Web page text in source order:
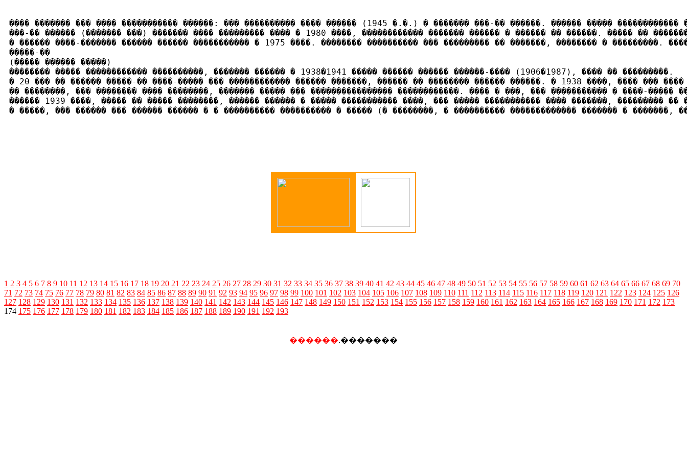
���� ������� ��� ���� ����������� ������: ��� ���������� ���� ������ (1945 �.�.) � ������� ���-�� ������. ������ �����
���-�� ������ (������� ���) ������� ���� ��������� ���� � 1980 ����, ������������ ������� ������ � ������ �� ������. ����� ��
� ������ ����-������� ������ ������ ����������� � 1975 ����. �������� ���������� ��� ��������� �� �������, �������� � ���������.
�����-��
(����� ������ �����)
�������� ����� ������������ ����������, ������� ������ � 1938�1941 ����� ������ ������ ������-���� (1906�1987), ���� �� ���������.
� 20 ��� �� ������ �����-�� ����-����� ��� ������������ ������ �������, ������ �� �������� ������ ������. � 1938 ����, ���� ���
�� ��������, ��� �������� ���� ��������, ������� ����� ��� ���������������� ������������. ���� � ���, ��� ����������� � ����-
������ 1939 ����, ����� �� ����� ��������, ������ ������ � ����� ����������� ����, ��� ����� ����������� ���� �������, ���������
� �����, ��� ������ ��� ������ ������ � � ���������� ���������� � ����� (� ��������, � ���������� ������������� ������� �
1 2 3 4 5 6 7 8 9 10 11 12 13 14 15 16 17 18 19 20 21 22 23 24 25 26 27 28 29 30 31 32 33 34 35 36 37 38 39 40 41 42 43 44 45 46 47 48 49 50 51 52 53 54 55 56 57 58 59 60 61 62 63 64 65 66 67 68 69 70
71 72 73 74 75 76 77 78 79 80 81 82 83 84 85 86 87 88 89 90 91 92 93 94 95 96 97 98 99 100 101 102 103 104 105 106 107 108 109 110 111 112 113 114 115 116 117 118 119 120 121 122 123 124 125 126
127 128 129 130 131 132 133 134 135 136 137 138 139 140 141 142 143 144 145 146 147 148 149 150 151 152 153 154 155 156 157 158 159 160 161 162 163 164 165 166 167 168 169 170 171 172 173
174 175 176 177 178 179 180 181 182 183 184 185 186 187 188 189 190 191 192 193
������.�������